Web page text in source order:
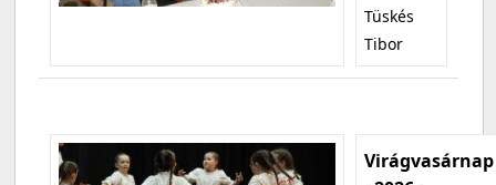
Tüskés
Tibor
Virágvasárnap